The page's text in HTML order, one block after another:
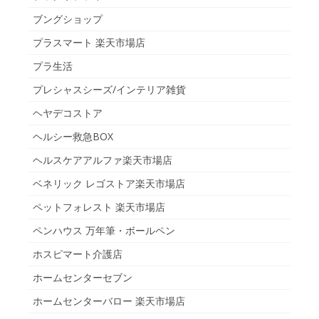
ブングショップ
プラスマート 楽天市場店
プラ生活
プレシャスシーズ/インテリア雑貨
ヘヤデコストア
ヘルシー救急BOX
ヘルスケアアルファ楽天市場店
ベネリック レゴストア楽天市場店
ペットフォレスト 楽天市場店
ペンハウス 万年筆・ボールペン
ホスピマート介護店
ホームセンターセブン
ホームセンターバロー 楽天市場店